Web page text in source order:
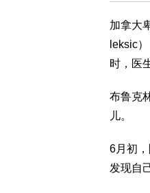
加拿大
leksic
时，医
布鲁克
儿。
6月初
发现自